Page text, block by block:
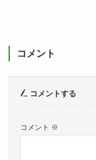
コメント
コメントする
コメント ※